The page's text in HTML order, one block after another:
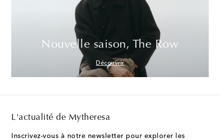
Nouvelle saison, The Row
Découvrir
L'actualité de Mytheresa
Inscrivez-vous à notre newsletter pour explorer les